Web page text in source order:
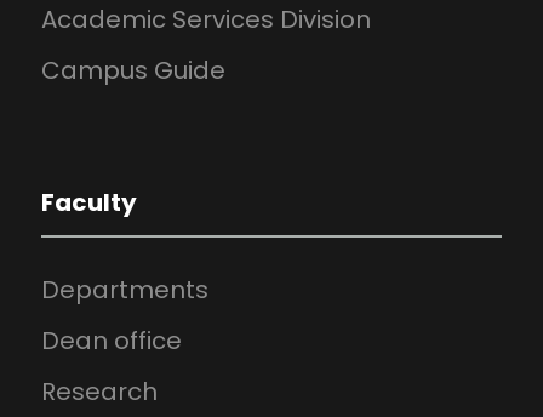
Academic Services Division
Campus Guide
Faculty
Departments
Dean office
Research